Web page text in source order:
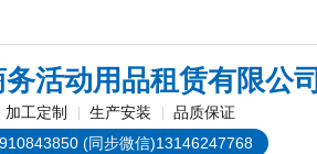
活动用品租赁有限公司
加工定制 生产安装
品质保证
(同步微信)13146247768